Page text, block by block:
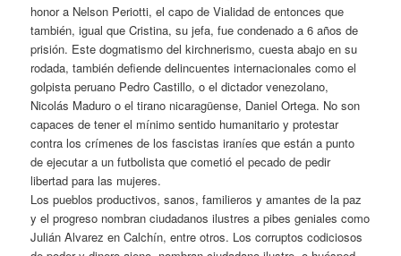
honor a Nelson Periotti, el capo de Vialidad de entonces que
también, igual que Cristina, su jefa, fue condenado a 6 años de
prisión. Este dogmatismo del kirchnerismo, cuesta abajo en su
rodada, también defiende delincuentes internacionales como el
golpista peruano Pedro Castillo, o el dictador venezolano,
Nicolás Maduro o el tirano nicaragüense, Daniel Ortega. No son
capaces de tener el mínimo sentido humanitario y protestar
contra los crímenes de los fascistas iraníes que están a punto
de ejecutar a un futbolista que cometió el pecado de pedir
libertad para las mujeres.
Los pueblos productivos, sanos, familieros y amantes de la paz
y el progreso nombran ciudadanos ilustres a pibes geniales como
Julián Alvarez en Calchín, entre otros. Los corruptos codiciosos